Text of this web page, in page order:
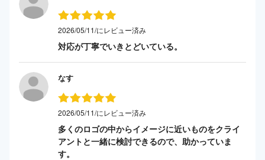
2026/05/11/にレビュー済み
対応が丁寧でいきとどいている。
なす
2026/05/11/にレビュー済み
多くのロゴの中からイメージに近いものをクライ
アントと一緒に検討できるので、助かっていま
す。